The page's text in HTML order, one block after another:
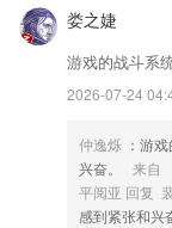
u乐注册登录更
优化神奇智慧应用
个人中心界面优化
患者经过预问诊后，
更改图标
优化用户体验，修复
娄之婕
游戏的战斗系
2026-07-24
仲逸烁 ：游
兴奋。
来自
平阅亚 回复
感到紧张和兴